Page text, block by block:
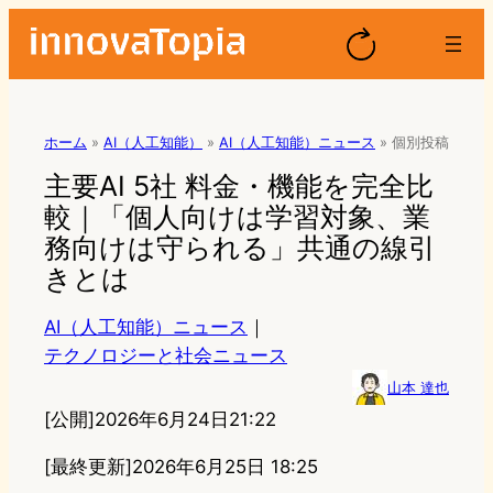
ホーム » AI（人工知能） » AI（人工知能）ニュース » 個別投稿
主要AI 5社 料金・機能を完全比
較｜「個人向けは学習対象、業
務向けは守られる」共通の線引
きとは
AI（人工知能）ニュース ｜
テクノロジーと社会ニュース
山本 達也
[公開]2026年6月24日21:22
[最終更新]2026年6月25日 18:25